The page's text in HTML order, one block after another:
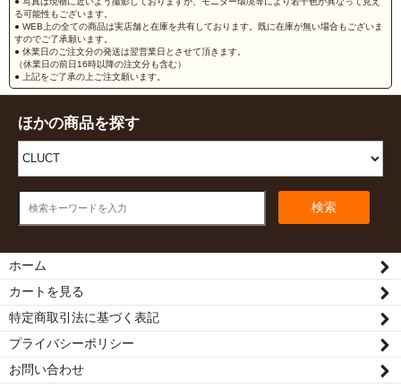
る可能性もございます。
● WEB上の全ての商品は実店舗と在庫を共有しております。既に在庫が無い場合もございま
すのでご了承願います。
● 休業日のご注文分の発送は翌営業日とさせて頂きます。
（休業日の前日16時以降の注文分も含む）
● 上記をご了承の上ご注文願います。
ほかの商品を探す
検索
ホーム
カートを見る
特定商取引法に基づく表記
プライバシーポリシー
お問い合わせ